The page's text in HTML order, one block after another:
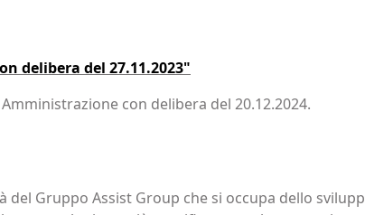
delibera del 27.11.2023"
con delibera del 20.12.2024.
del Gruppo Assist Group che si occupa dello